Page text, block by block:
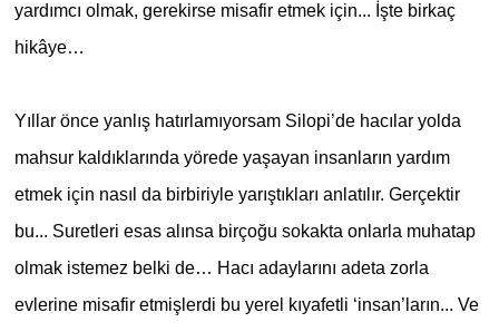
yardımcı olmak, gerekirse misafir etmek için... İşte birkaç
hikâye…
Yıllar önce yanlış hatırlamıyorsam Silopi’de hacılar yolda
mahsur kaldıklarında yörede yaşayan insanların yardım
etmek için nasıl da birbiriyle yarıştıkları anlatılır. Gerçektir
bu... Suretleri esas alınsa birçoğu sokakta onlarla muhatap
olmak istemez belki de… Hacı adaylarını adeta zorla
evlerine misafir etmişlerdi bu yerel kıyafetli ‘insan’ların... Ve